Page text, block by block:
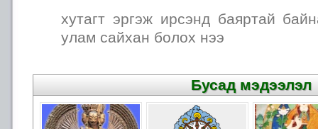
хутагт эргэж ирсэнд баяртай
улам сайхан болох нээ
Бусад мэдээлэл